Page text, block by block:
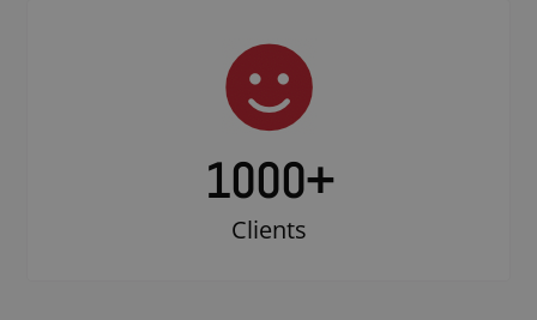
1000+
Clients